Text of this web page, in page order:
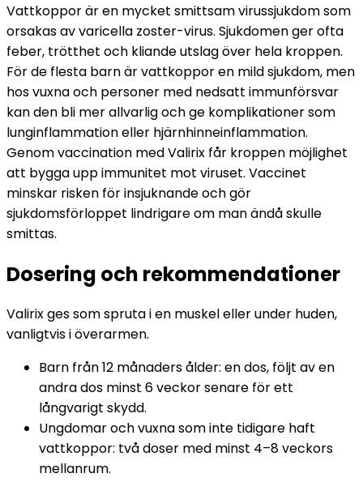
Vattkoppor är en mycket smittsam virussjukdom som
orsakas av varicella zoster-virus. Sjukdomen ger ofta
feber, trötthet och kliande utslag över hela kroppen.
För de flesta barn är vattkoppor en mild sjukdom, men
hos vuxna och personer med nedsatt immunförsvar
kan den bli mer allvarlig och ge komplikationer som
Genom vaccination med Valirix får kroppen möjlighet
att bygga upp immunitet mot viruset. Vaccinet
minskar risken för insjuknande och gör
sjukdomsförloppet lindrigare om man ändå skulle
smittas.
Dosering och rekommendationer
Valirix ges som spruta i en muskel eller under huden,
vanligtvis i överarmen.
Barn från 12 månaders ålder: en dos, följt av en
andra dos minst 6 veckor senare för ett
långvarigt skydd.
Ungdomar och vuxna som inte tidigare haft
vattkoppor: två doser med minst 4–8 veckors
mellanrum.